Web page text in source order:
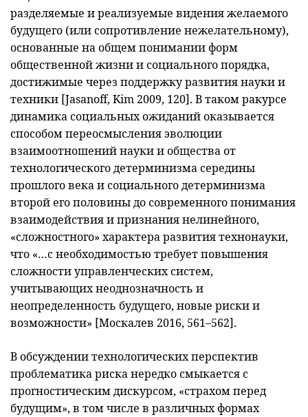
разделяемые и реализуемые видения желаемого
будущего (или сопротивление нежелательному),
основанные на общем понимании форм
общественной жизни и социального порядка,
достижимые через поддержку развития науки и
техники [Jasanoff, Kim 2009, 120]. В таком ракурсе
динамика социальных ожиданий оказывается
способом переосмысления эволюции
взаимоотношений науки и общества от
технологического детерминизма середины
прошлого века и социального детерминизма
второй его половины до современного понимания
взаимодействия и признания нелинейного,
«сложностного» характера развития технонауки,
что «…с необходимостью требует повышения
сложности управленческих систем,
учитывающих неоднозначность и
неопределенность будущего, новые риски и
возможности» [Москалев 2016, 561–562].
В обсуждении технологических перспектив
проблематика риска нередко смыкается с
прогностическим дискурсом, «страхом перед
будущим», в том числе в различных формах